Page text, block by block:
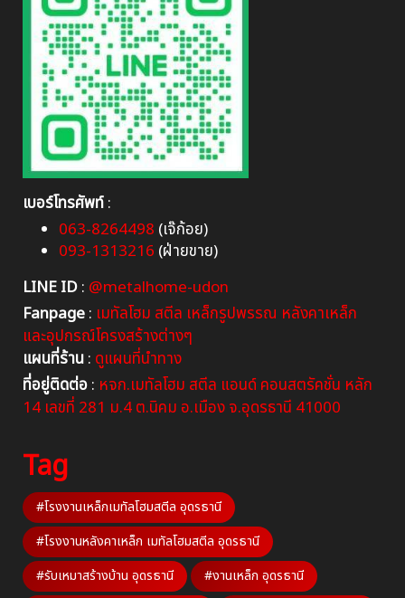
เบอร์โทรศัพท์:
063-8264498 (เจ๊ก้อย)
093-1313216 (ฝ่ายขาย)
LINE ID: @metalhome-udon
Fanpage: เมทัลโฮม สตีล เหล็กรูปพรรณ หลังคาเหล็ก
และอุปกรณ์โครงสร้างต่างๆ
แผนที่ร้าน: ดูแผนที่นำทาง
ที่อยู่ติดต่อ: หจก.เมทัลโฮม สตีล แอนด์ คอนสตรัคชั่น หลัก
14 เลขที่ 281 ม.4 ต.นิคม อ.เมือง จ.อุดรธานี 41000
Tag
#โรงงานเหล็กเมทัลโฮมสตีล อุดรธานี
#โรงงานหลังคาเหล็ก เมทัลโฮมสตีล อุดรธานี
#รับเหมาสร้างบ้าน อุดรธานี
#งานเหล็ก อุดรธานี